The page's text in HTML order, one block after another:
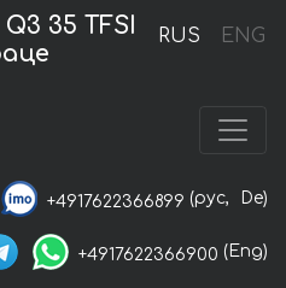
RUS ENG
35 TFSI
+4917622366899 (рус, De)
+4917622366900 (Eng)